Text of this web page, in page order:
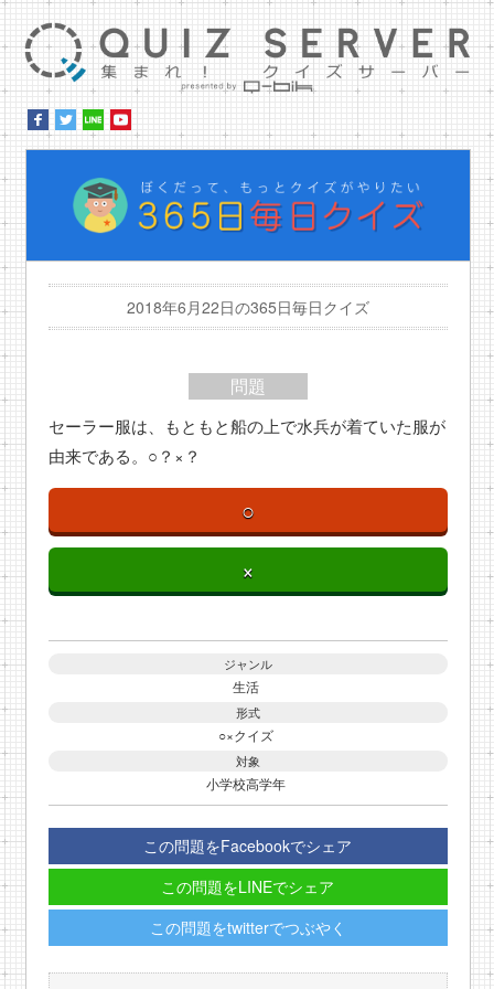
2018年6月22日の365日毎日クイズ
問題
セーラー服は、もともと船の上で水兵が着ていた服が
由来である。○？×？
○
×
ジャンル
生活
形式
○×クイズ
対象
小学校高学年
この問題をFacebookでシェア
この問題をLINEでシェア
この問題をtwitterでつぶやく